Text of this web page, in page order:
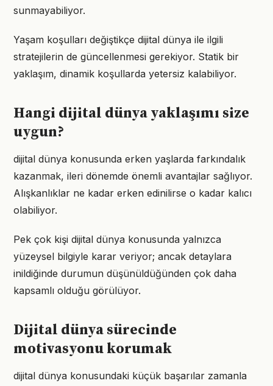
sunmayabiliyor.
Yaşam koşulları değiştikçe dijital dünya ile ilgili
stratejilerin de güncellenmesi gerekiyor. Statik bir
yaklaşım, dinamik koşullarda yetersiz kalabiliyor.
Hangi dijital dünya yaklaşımı size
uygun?
dijital dünya konusunda erken yaşlarda farkındalık
kazanmak, ileri dönemde önemli avantajlar sağlıyor.
Alışkanlıklar ne kadar erken edinilirse o kadar kalıcı
olabiliyor.
Pek çok kişi dijital dünya konusunda yalnızca
yüzeysel bilgiyle karar veriyor; ancak detaylara
inildiğinde durumun düşünüldüğünden çok daha
kapsamlı olduğu görülüyor.
Dijital dünya sürecinde
motivasyonu korumak
dijital dünya konusundaki küçük başarılar zamanla